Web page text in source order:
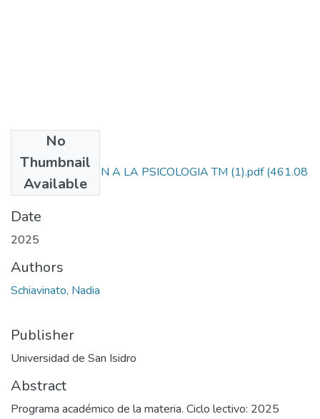
No
Thumbnail
Available
INTRODUCCIÓN A LA PSICOLOGIA TM (1).pdf(461.08
KB)
Date
2025
Authors
Schiavinato, Nadia
Publisher
Universidad de San Isidro
Abstract
Programa académico de la materia. Ciclo lectivo: 2025